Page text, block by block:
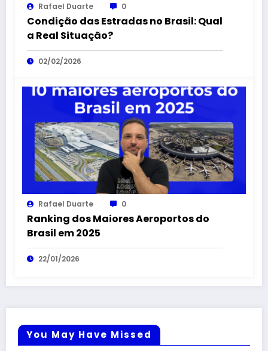
Rafael Duarte 0
Condição das Estradas no Brasil: Qual
a Real Situação?
02/02/2026
Rafael Duarte 0
Ranking dos Maiores Aeroportos do
Brasil em 2025
22/01/2026
You May Have Missed